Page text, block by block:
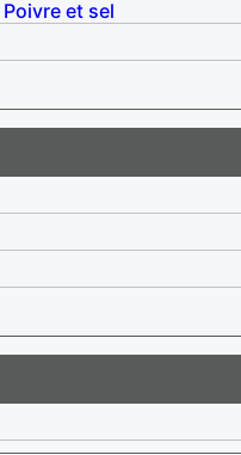
Poivre et sel